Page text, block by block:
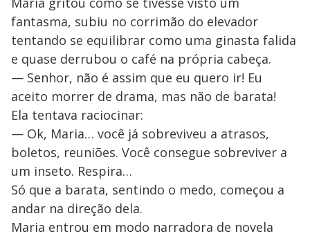
fantasma, subiu no corrimão do elevador
tentando se equilibrar como uma ginasta falida
e quase derrubou o café na própria cabeça.
— Senhor, não é assim que eu quero ir! Eu
aceito morrer de drama, mas não de barata!
Ela tentava raciocinar:
— Ok, Maria… você já sobreviveu a atrasos,
boletos, reuniões. Você consegue sobreviver a
um inseto. Respira…
Só que a barata, sentindo o medo, começou a
andar na direção dela.
Maria entrou em modo narradora de novela